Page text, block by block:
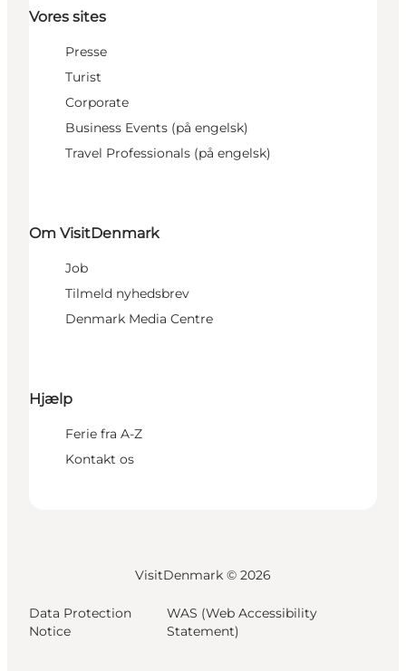
Vores sites
Presse
Turist
Corporate
Business Events (på engelsk)
Travel Professionals (på engelsk)
Om VisitDenmark
Job
Tilmeld nyhedsbrev
Denmark Media Centre
Hjælp
Ferie fra A-Z
Kontakt os
VisitDenmark © 2026
Data Protection
Notice
WAS (Web Accessibility
Statement)